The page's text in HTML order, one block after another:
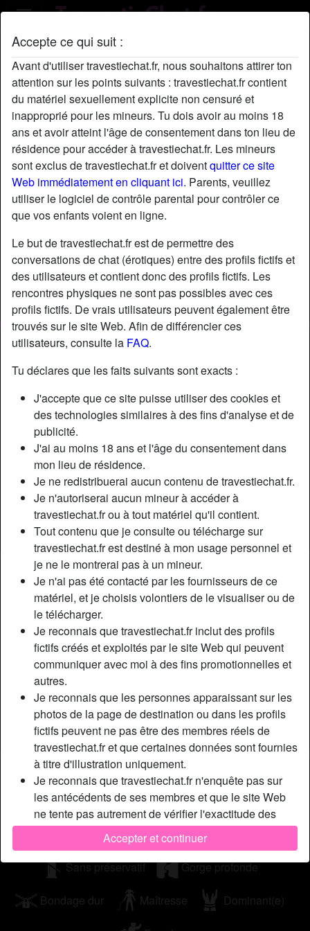
Accepte ce qui suit :
Avant d'utiliser travestiechat.fr, nous souhaitons attirer ton
attention sur les points suivants : travestiechat.fr contient
du matériel sexuellement explicite non censuré et
inapproprié pour les mineurs. Tu dois avoir au moins 18
ans et avoir atteint l'âge de consentement dans ton lieu de
résidence pour accéder à travestiechat.fr. Les mineurs
sont exclus de travestiechat.fr et doiventquitter ce site
Web immédiatement en cliquant ici. Parents, veuillez
utiliser le logiciel de contrôle parental pour contrôler ce
que vos enfants voient en ligne.
Le but de travestiechat.fr est de permettre des
conversations de chat (érotiques) entre des profils fictifs et
des utilisateurs et contient donc des profils fictifs. Les
rencontres physiques ne sont pas possibles avec ces
profils fictifs. De vrais utilisateurs peuvent également être
trouvés sur le site Web. Afin de différencier ces
utilisateurs, consulte la FAQ.
Tu déclares que les faits suivants sont exacts :
J'accepte que ce site puisse utiliser des cookies et
des technologies similaires à des fins d'analyse et de
publicité.
J'ai au moins 18 ans et l'âge du consentement dans
mon lieu de résidence.
Je ne redistribuerai aucun contenu de travestiechat.fr.
Je n'autoriserai aucun mineur à accéder à
travestiechat.fr ou à tout matériel qu'il contient.
Tout contenu que je consulte ou télécharge sur
travestiechat.fr est destiné à mon usage personnel et
je ne le montrerai pas à un mineur.
Je n'ai pas été contacté par les fournisseurs de ce
matériel, et je choisis volontiers de le visualiser ou de
le télécharger.
Je reconnais que travestiechat.fr inclut des profils
fictifs créés et exploités par le site Web qui peuvent
communiquer avec moi à des fins promotionnelles et
autres.
Je reconnais que les personnes apparaissant sur les
photos de la page de destination ou dans les profils
fictifs peuvent ne pas être des membres réels de
travestiechat.fr et que certaines données sont fournies
à titre d'illustration uniquement.
Je reconnais que travestiechat.fr n'enquête pas sur
les antécédents de ses membres et que le site Web
ne tente pas autrement de vérifier l'exactitude des
déclarations faites par ses membres.
Accepter et continuer
Profil de SuzannaMaitresse
radio_button_checked
starAjouter chatDiscuter !
Nickname:
Âge:
38
Département:
Paris
Sexe:
Transexuelle
Sexualité:
Relation:
Couleur des cheveux:
Foncé
Couleur des yeux:
Brun
Taille:
176 cm
Fumeur(euse):
Non
person_pin Description
Maitresse Suzannaa, dominatrice expérimentée depuis
plusieurs années ! Magnifique Métisse bourgeoise
perverse ! Vous apprendrez à vénérer la femme fatale que
je suis, je vous soumettrais à ma beauté et vous garantis
un instant unique et inoubliable ! Domina chic, sévère je
traite mes chiens avec la plus grande attention !
Cherche
Homme, Transexuelle, Bisexuel(le)
Tags
Jeu de rôle Jouets sexuels Lingerie
Latex Extérieur
Sans préservatif Gorge profonde
Bondage dur Maîtresse Dominant(e)